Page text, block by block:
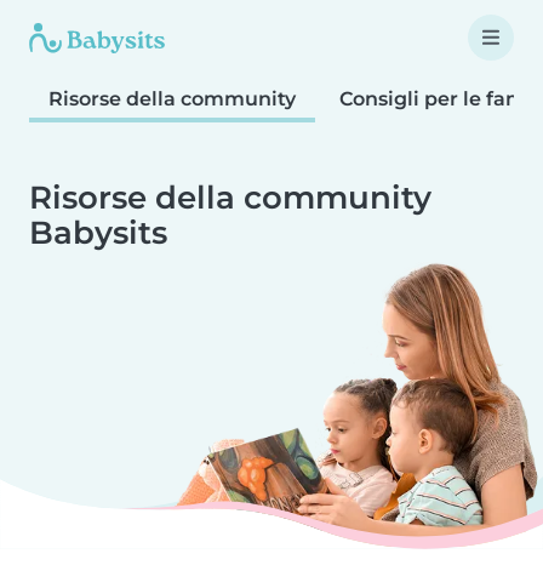
Risorse della community Consigli per le
Risorse della community
Babysits